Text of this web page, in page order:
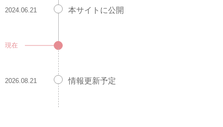
2024.06.21 本サイトに公開
現在
2026.08.21 情報更新予定